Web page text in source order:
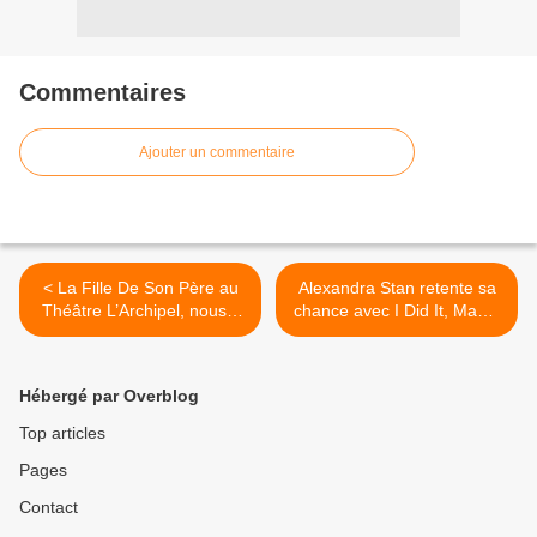
Commentaires
Ajouter un commentaire
< La Fille De Son Père au
Théâtre L’Archipel, nous y
étions !
Alexandra Stan retente sa
chance avec I Did It, Mama
! >
Hébergé par Overblog
Top articles
Pages
Contact